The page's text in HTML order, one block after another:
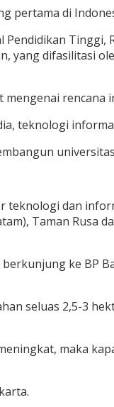
pertama di
Tinggi,
yang difasilitasi
rencana
teknologi
dan
Taman Rusa
ke BP
seluas 2,5-3
maka